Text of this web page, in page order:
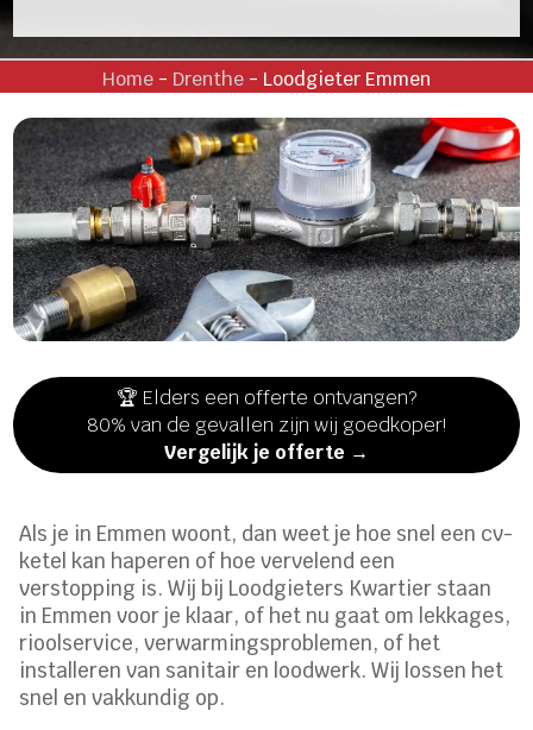
Home- Drenthe- Loodgieter Emmen
🏆 Elders een offerte ontvangen?
80% van de gevallen zijn wij goedkoper!
Vergelijk je offerte →
Als je in Emmen woont, dan weet je hoe snel een cv-
ketel kan haperen of hoe vervelend een
verstopping is. Wij bij Loodgieters Kwartier staan
in Emmen voor je klaar, of het nu gaat om lekkages,
rioolservice, verwarmingsproblemen, of het
installeren van sanitair en loodwerk. Wij lossen het
snel en vakkundig op.